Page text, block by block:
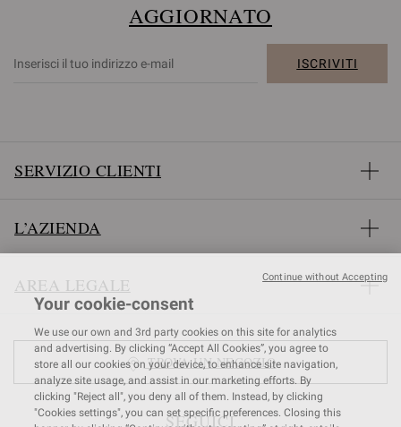
AGGIORNATO
ISCRIVITI
SERVIZIO CLIENTI
L’AZIENDA
AREA LEGALE
TROVA UN NEGOZIO
SEGUICI
Your cookie-consent
We use our own and 3rd party cookies on this site for analytics
and advertising. By clicking “Accept All Cookies”, you agree to
store all our cookies on your device, to enhance site navigation,
analyze site usage, and assist in our marketing efforts. By
clicking "Reject all", you deny all of them. Instead, by clicking
"Cookies settings", you can set specific preferences. Closing this
Continue without Accepting